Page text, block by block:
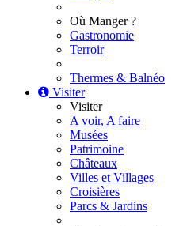
Où Manger ?
Gastronomie
Terroir
Thermes & Balnéo
Visiter
Visiter
A voir, A faire
Musées
Patrimoine
Châteaux
Villes et Villages
Croisières
Parcs & Jardins